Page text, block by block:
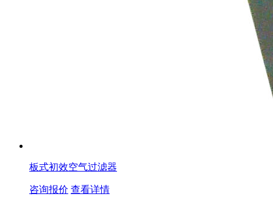
板式初效空气过滤器
咨询报价 查看详情